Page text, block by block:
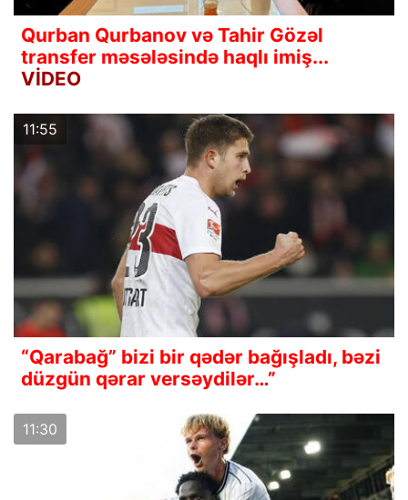
Qurban Qurbanov və Tahir Gözəl
transfer məsələsində haqlı imiş...
VİDEO
11:55
“Qarabağ” bizi bir qədər bağışladı, bəzi
düzgün qərar versəydilər…”
11:30